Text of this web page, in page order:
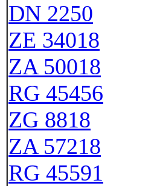
DN 2250
ZE 34018
ZA 50018
RG 45456
ZG 8818
ZA 57218
RG 45591